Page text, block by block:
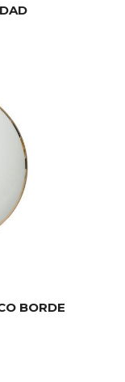
BORDE